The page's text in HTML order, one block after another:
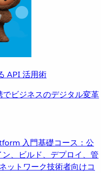
API 活用術
ビジネスのデジタル変革
入門基礎コース：公
、ビルド、デプロイ、管
ットワーク技術者向けコ